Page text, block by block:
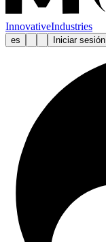
InnovativeIndustries
es Iniciar sesión